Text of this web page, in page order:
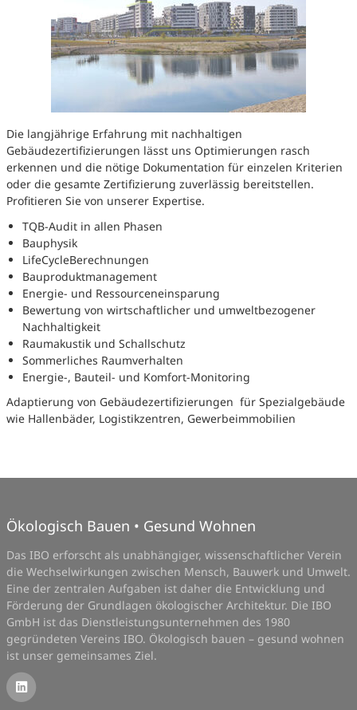
Die langjährige Erfahrung mit nachhaltigen
Gebäudezertifizierungen lässt uns Optimierungen rasch
erkennen und die nötige Dokumentation für einzelen Kriterien
oder die gesamte Zertifizierung zuverlässig bereitstellen.
Profitieren Sie von unserer Expertise.
TQB-Audit in allen Phasen
Bauphysik
LifeCycleBerechnungen
Bauproduktmanagement
Energie- und Ressourceneinsparung
Bewertung von wirtschaftlicher und umweltbezogener
Nachhaltigkeit
Raumakustik und Schallschutz
Sommerliches Raumverhalten
Energie-, Bauteil- und Komfort-Monitoring
Adaptierung von Gebäudezertifizierungen für Spezialgebäude
wie Hallenbäder, Logistikzentren, Gewerbeimmobilien
Ökologisch Bauen • Gesund Wohnen
Das IBO erforscht als unabhängiger, wissenschaftlicher Verein
die Wechselwirkungen zwischen Mensch, Bauwerk und Umwelt.
Eine der zentralen Aufgaben ist daher die Entwicklung und
Förderung der Grundlagen ökologischer Architektur. Die IBO
GmbH ist das Dienstleistungsunternehmen des 1980
gegründeten Vereins IBO. Ökologisch bauen – gesund wohnen
ist unser gemeinsames Ziel.